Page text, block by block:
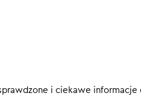
i ciekawe informacje